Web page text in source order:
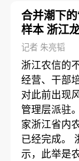
合并潮下
样本 浙江
立
记者 朱亮韬
浙江农信的
经营、干部
对此前出现
管理层派驻
家浙江省内
已经完成。
示，此举是